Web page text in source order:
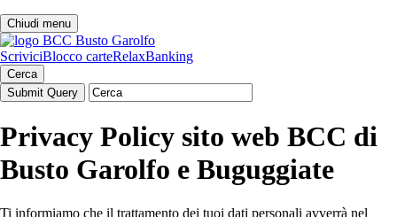
Chiudi menu
ScriviciBlocco carteRelaxBanking
Cerca
Privacy Policy sito web BCC di
Busto Garolfo e Buguggiate
Ti informiamo che il trattamento dei tuoi dati personali avverrà nel